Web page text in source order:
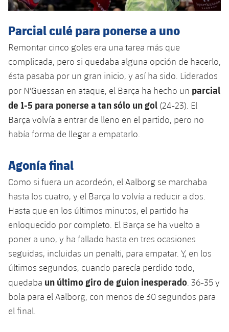
Parcial culé para ponerse a uno
Remontar cinco goles era una tarea más que
complicada, pero si quedaba alguna opción de hacerlo,
ésta pasaba por un gran inicio, y así ha sido. Liderados
por N'Guessan en ataque, el Barça ha hecho un parcial
de 1-5 para ponerse a tan sólo un gol (24-23). El
Barça volvía a entrar de lleno en el partido, pero no
había forma de llegar a empatarlo.
Agonía final
Como si fuera un acordeón, el Aalborg se marchaba
hasta los cuatro, y el Barça lo volvía a reducir a dos.
Hasta que en los últimos minutos, el partido ha
enloquecido por completo. El Barça se ha vuelto a
poner a uno, y ha fallado hasta en tres ocasiones
seguidas, incluidas un penalti, para empatar. Y, en los
últimos segundos, cuando parecía perdido todo,
quedaba un último giro de guion inesperado . 36-35 y
bola para el Aalborg, con menos de 30 segundos para
el final.